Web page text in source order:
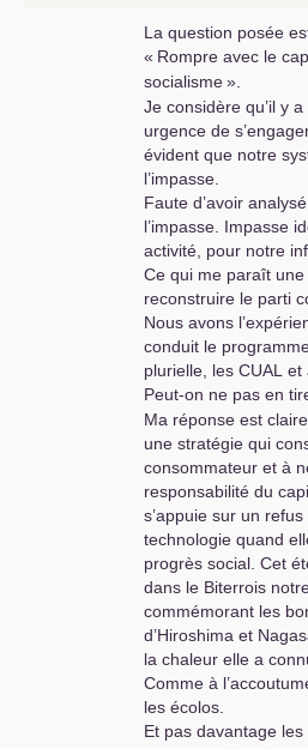
La question posée
« Rompre avec le
socialisme».
Je considère qu’il y
urgence de
évident que notre
l’impasse.
Faute d’avoir
l’impasse. Impasse
activité, pour notre
Ce qui me paraît une
reconstruire le parti
Nous avons
conduit le
plurielle, les CUAL et
Peut-on ne pas en
Ma réponse est
une stratégie qui
consommateur et à
responsabilité du
s’appuie sur un
technologie quand
progrès social. Cet
dans le Biterrois
commémorant les
d’Hiroshima et
la chaleur elle a
Comme à
les écolos.
Et pas davantage